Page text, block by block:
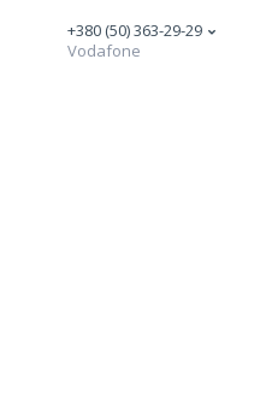
+380 (50) 363-29-29
Vodafone